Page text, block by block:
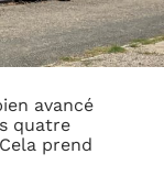
avancé
quatre
prend